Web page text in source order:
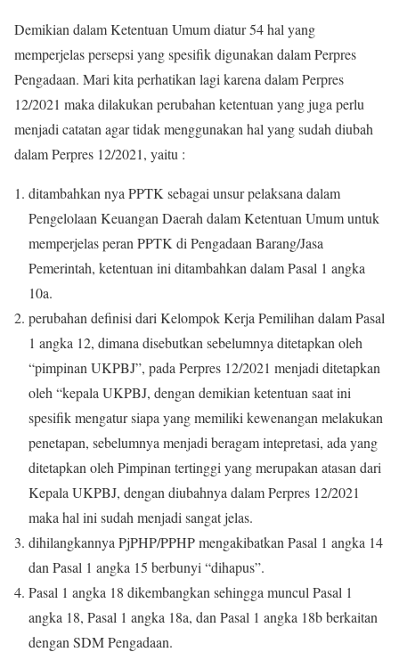
Demikian dalam Ketentuan Umum diatur 54 hal yang
memperjelas persepsi yang spesifik digunakan dalam Perpres
Pengadaan. Mari kita perhatikan lagi karena dalam Perpres
12/2021 maka dilakukan perubahan ketentuan yang juga perlu
menjadi catatan agar tidak menggunakan hal yang sudah diubah
dalam Perpres 12/2021, yaitu :
ditambahkan nya PPTK sebagai unsur pelaksana dalam
Pengelolaan Keuangan Daerah dalam Ketentuan Umum untuk
memperjelas peran PPTK di Pengadaan Barang/Jasa
Pemerintah, ketentuan ini ditambahkan dalam Pasal 1 angka
10a.
perubahan definisi dari Kelompok Kerja Pemilihan dalam Pasal
1 angka 12, dimana disebutkan sebelumnya ditetapkan oleh
“pimpinan UKPBJ”, pada Perpres 12/2021 menjadi ditetapkan
oleh “kepala UKPBJ, dengan demikian ketentuan saat ini
spesifik mengatur siapa yang memiliki kewenangan melakukan
penetapan, sebelumnya menjadi beragam intepretasi, ada yang
ditetapkan oleh Pimpinan tertinggi yang merupakan atasan dari
Kepala UKPBJ, dengan diubahnya dalam Perpres 12/2021
maka hal ini sudah menjadi sangat jelas.
dihilangkannya PjPHP/PPHP mengakibatkan Pasal 1 angka 14
dan Pasal 1 angka 15 berbunyi “dihapus”.
Pasal 1 angka 18 dikembangkan sehingga muncul Pasal 1
angka 18, Pasal 1 angka 18a, dan Pasal 1 angka 18b berkaitan
dengan SDM Pengadaan.